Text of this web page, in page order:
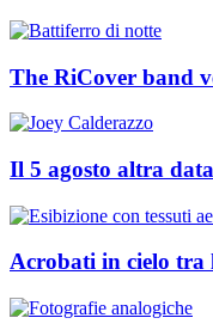
The RiCover band
Il 5 agosto altra
Acrobati in cielo tra